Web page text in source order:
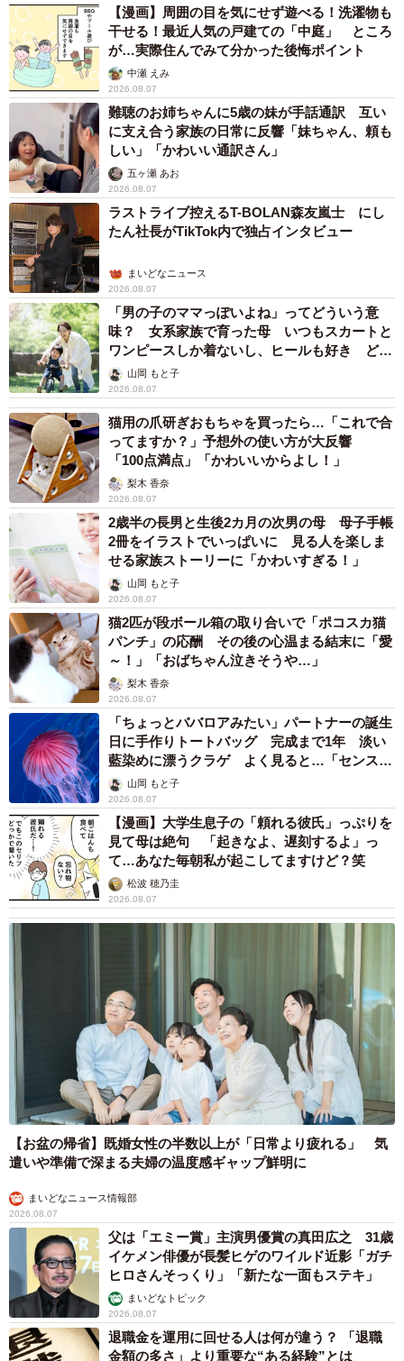
【漫画】周囲の目を気にせず遊べる！洗濯物も
干せる！最近人気の戸建ての「中庭」 ところ
が…実際住んでみて分かった後悔ポイント
中瀬 えみ
2026.08.07
難聴のお姉ちゃんに5歳の妹が手話通訳 互い
に支え合う家族の日常に反響「妹ちゃん、頼も
しい」「かわいい通訳さん」
五ヶ瀬 あお
2026.08.07
ラストライブ控えるT-BOLAN森友嵐士 にし
たん社長がTikTok内で独占インタビュー
まいどなニュース
2026.08.07
「男の子のママっぽいよね」ってどういう意
味？ 女系家族で育った母 いつもスカートと
ワンピースしか着ないし、ヒールも好き どの
へんが…
山岡 もと子
2026.08.07
猫用の爪研ぎおもちゃを買ったら…「これで合
ってますか？」予想外の使い方が大反響
「100点満点」「かわいいからよし！」
梨木 香奈
2026.08.07
2歳半の長男と生後2カ月の次男の母 母子手帳
2冊をイラストでいっぱいに 見る人を楽しま
せる家族ストーリーに「かわいすぎる！」
山岡 もと子
2026.08.07
猫2匹が段ボール箱の取り合いで「ポコスカ猫
パンチ」の応酬 その後の心温まる結末に「愛
～！」「おばちゃん泣きそうや…」
梨木 香奈
2026.08.07
「ちょっとババロアみたい」パートナーの誕生
日に手作りトートバッグ 完成まで1年 淡い
藍染めに漂うクラゲ よく見ると…「センスす
ごい」山岡 もと子
2026.08.07
【漫画】大学生息子の「頼れる彼氏」っぷりを
見て母は絶句 「起きなよ、遅刻するよ」っ
て…あなた毎朝私が起こしてますけど？笑
松波 穂乃圭
2026.08.07
【お盆の帰省】既婚女性の半数以上が「日常より疲れる」 気
遣いや準備で深まる夫婦の温度感ギャップ鮮明に
まいどなニュース情報部
2026.08.07
父は「エミー賞」主演男優賞の真田広之 31歳
イケメン俳優が長髪ヒゲのワイルド近影「ガチ
ヒロさんそっくり」「新たな一面もステキ」
まいどなトピック
2026.08.07
退職金を運用に回せる人は何が違う？ 「退職
金額の多さ」より重要な“ある経験”とは